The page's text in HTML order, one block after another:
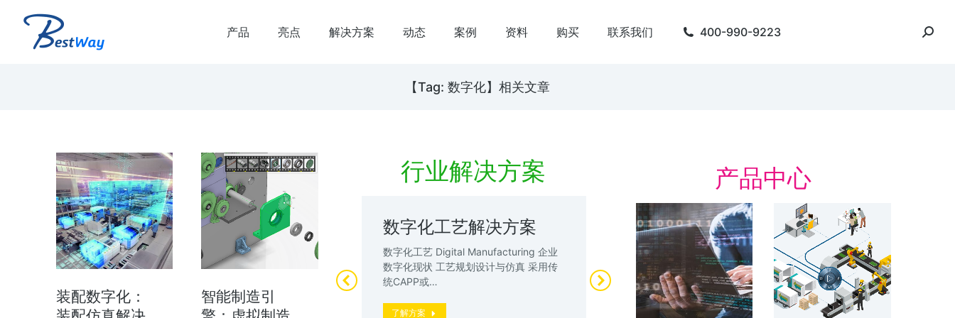
产品 亮点 解决方案 动态 案例 资料 购买 联系我们 400-990-9223
【Tag: 数字化】相关文章
装配数字化：
智能制造引
行业解决方案
决方案
命周期和生产生命
虚拟联调解决方案
虚拟联调 虚拟联调优势： 减少虚拟调试
时间 减少产线搭建时的错误和返工 提升
数字化工艺解决方案
数字化工艺 Digital Manufacturing 企业
数字化现状 工艺规划设计与仿真 采用传
统CAPP或…
了解方案
数字化精益管理解决方
数字化精益管理 建设基于“虚拟数字化工
厂” 的数字化制造体系 实时，在线，互
动。 简化会议准备。 人员主动参与…
数字化工厂
数字化工厂 整合产品
周期
了解方案
产品中心